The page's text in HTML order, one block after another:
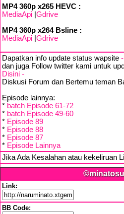
MP4 360p x265 HEVC :
MediaApi Gdrive
MP4 360p x264 Bsline :
MediaApi Gdrive
Dapatkan info update status wapsite
dan juga Follow twitter kami untuk
Disini -
Diskusi Forum dan Bertemu teman
Episode lainnya:
* batch Episode 61-72
* batch Episode 49-60
* Episode 89
* Episode 88
* Episode 87
* Episode Lainnya
Jika Ada Kesalahan atau kekeliruan
Link:
BB Code: